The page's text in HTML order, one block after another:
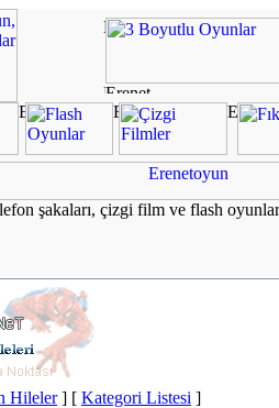
şakaları, çizgi film ve flash
Hileler] [ Kategori Listesi ]